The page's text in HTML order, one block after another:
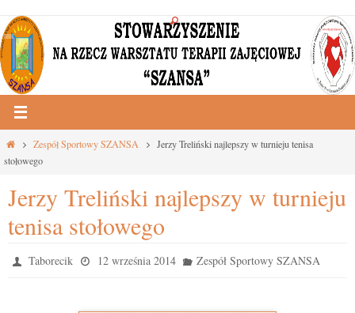
Przejdź
do
treści
Strona
główna
Zespół Sportowy SZANSA
Jerzy Treliński najlepszy w turnieju tenisa
stołowego
Jerzy Treliński najlepszy w turnieju
tenisa stołowego
Taborecik 12 września 2014 Zespół Sportowy SZANSA